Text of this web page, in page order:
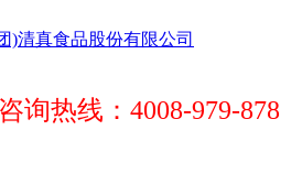
询热线：4008-979-878